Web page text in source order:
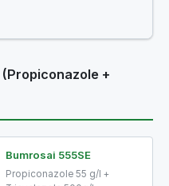
(Propiconazole +
Bumrosai 555SE
Propiconazole 55 g/l +